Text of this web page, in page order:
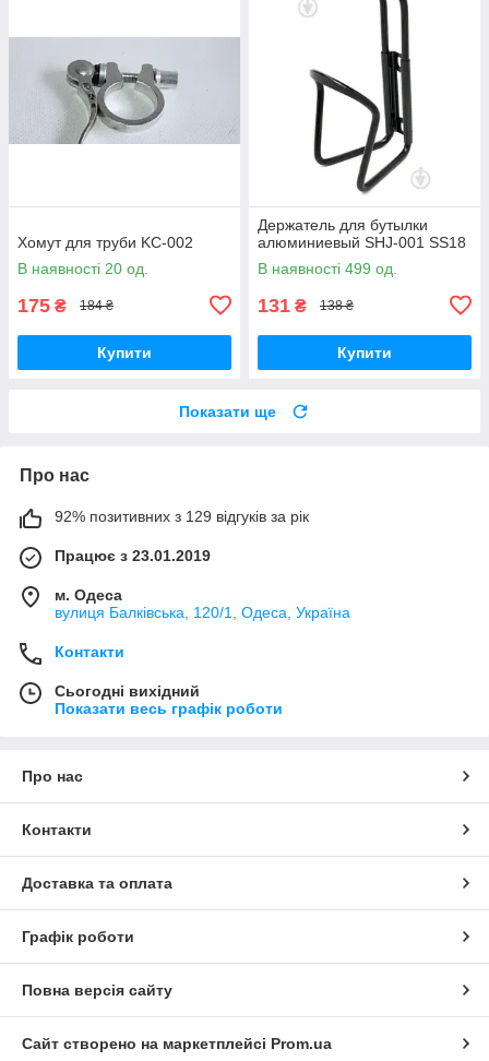
Хомут для труби KC-002
В наявності 20 од.
175 ₴ 184 ₴
Купити
Держатель для бутылки
алюминиевый SHJ-001 SS18
В наявності 499 од.
131 ₴ 138 ₴
Купити
Показати ще
Про нас
92% позитивних з 129 відгуків за рік
Працює з 23.01.2019
м. Одеса
вулиця Балківська, 120/1, Одеса, Україна
Контакти
Сьогодні вихідний
Показати весь графік роботи
Про нас
Контакти
Доставка та оплата
Графік роботи
Повна версія сайту
Сайт створено на маркетплейсі Prom.ua